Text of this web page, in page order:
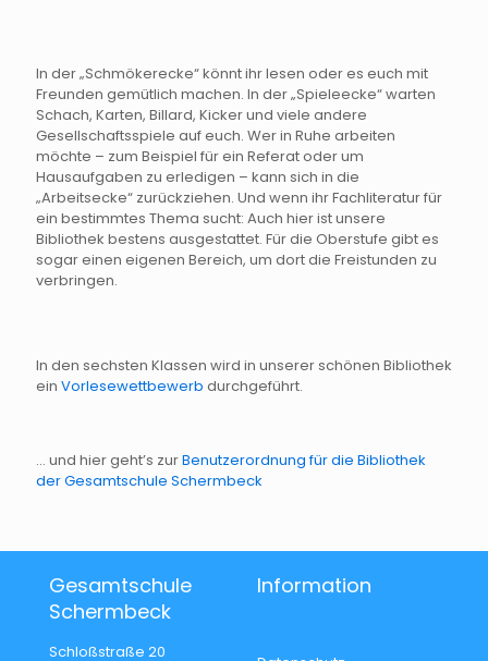
In der „Schmökerecke“ könnt ihr lesen oder es euch mit
Freunden gemütlich machen. In der „Spieleecke“ warten
Schach, Karten, Billard, Kicker und viele andere
Gesellschaftsspiele auf euch. Wer in Ruhe arbeiten
möchte – zum Beispiel für ein Referat oder um
Hausaufgaben zu erledigen – kann sich in die
„Arbeitsecke“ zurückziehen. Und wenn ihr Fachliteratur für
ein bestimmtes Thema sucht: Auch hier ist unsere
Bibliothek bestens ausgestattet. Für die Oberstufe gibt es
sogar einen eigenen Bereich, um dort die Freistunden zu
verbringen.
In den sechsten Klassen wird in unserer schönen Bibliothek
ein Vorlesewettbewerb durchgeführt.
... und hier geht’s zurBenutzerordnung für die Bibliothek
der Gesamtschule Schermbeck
Gesamtschule
Schermbeck
Schloßstraße 20
Information